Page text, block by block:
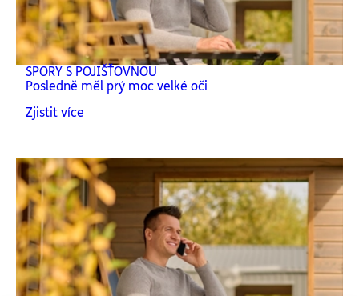
SPORY S POJIŠŤOVNOU
Posledně měl prý moc velké oči
Zjistit více